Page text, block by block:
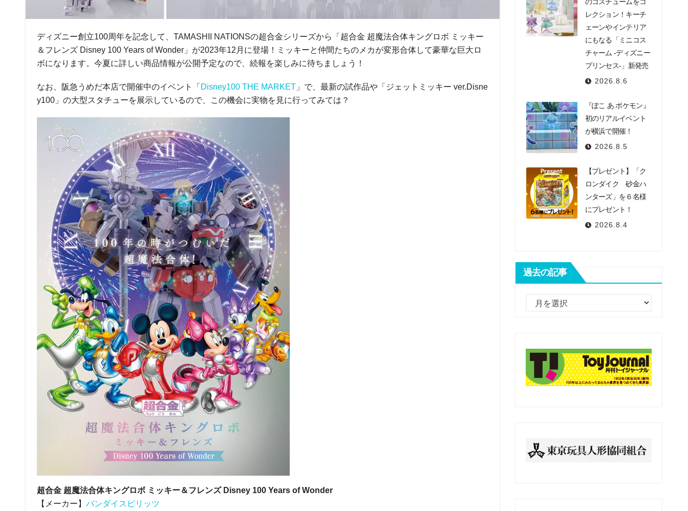
ディズニー創立100周年を記念して、TAMASHII NATIONSの超合金シリーズから「超合金 超魔法合体キングロボ ミッキー
＆フレンズ Disney 100 Years of Wonder」が2023年12月に登場！ミッキーと仲間たちのメカが変形合体して豪華な巨大ロ
ボになります。今夏に詳しい商品情報が公開予定なので、続報を楽しみに待ちましょう！
なお、阪急うめだ本店で開催中のイベント「 Disney100 THE MARKET 」で、最新の試作品や「ジェットミッキー ver.Disne
y100」の大型スタチューを展示しているので、この機会に実物を見に行ってみては？
超合金 超魔法合体キングロボ ミッキー＆フレンズ Disney 100 Years of Wonder
【メーカー】 バンダイスピリッツ
レクション！キーチ
ェーンやインテリア
にもなる「ミニコス
チャーム -ディズニー
プリンセス-」新発売
2026.8.6
『ぽこ あ ポケモン』
初のリアルイベント
が横浜で開催！
2026.8.5
【プレゼント】「ク
ロンダイク 砂金ハ
ンターズ」を６名様
にプレゼント！
2026.8.4
過去の記事
記
事